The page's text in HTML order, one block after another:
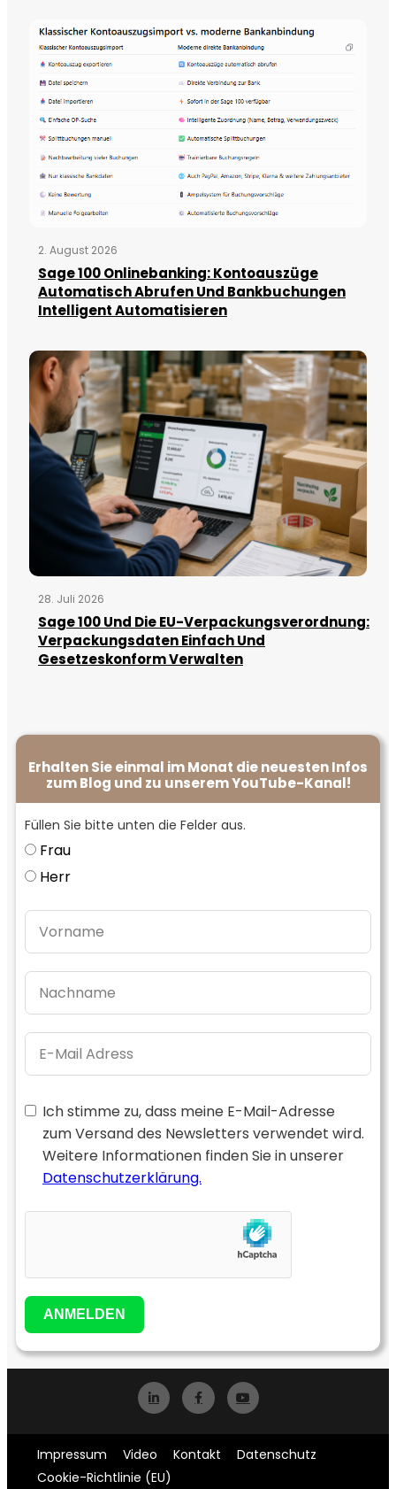
2. August 2026
Sage 100 Onlinebanking: Kontoauszüge
Automatisch Abrufen Und Bankbuchungen
Intelligent Automatisieren
28. Juli 2026
Sage 100 Und Die EU-Verpackungsverordnung:
Verpackungsdaten Einfach Und
Gesetzeskonform Verwalten
Erhalten Sie einmal im Monat die neuesten Infos
zum Blog und zu unserem YouTube-Kanal!
Füllen Sie bitte unten die Felder aus.
Frau
Herr
Ich stimme zu, dass meine E-Mail-Adresse
zum Versand des Newsletters verwendet wird.
Weitere Informationen finden Sie in unserer
Datenschutzerklärung.
ANMELDEN
Impressum Video Kontakt
Datenschutz
Cookie-Richtlinie (EU)